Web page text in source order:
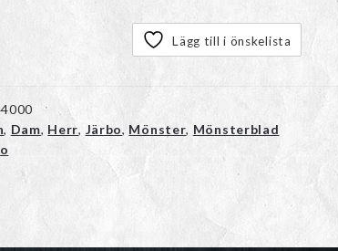
Lägg till i önskelista
, Dam, Herr, Järbo, Mönster, Mönsterblad